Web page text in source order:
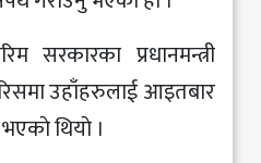
सरकारका प्रधानमन्त्री
उहाँहरुलाई आइतबार
थियाे ।